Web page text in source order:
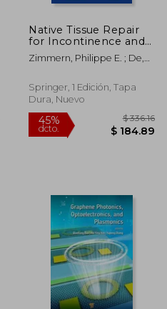
$ 196.92
Native Tissue Repair
for Incontinence and
Prolapse (en Inglés)
Zimmern, Philippe E. ; De,
Springer, 1 Edición, Tapa
Dura, Nuevo
dcto.